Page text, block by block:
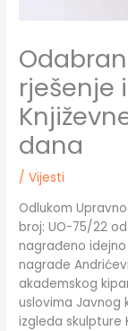
rješenje
dana
/Vijesti
Odlukom
broj: UO-75/22
nagrađeno
nagrade
akademskog
uslovima Javnog
izgleda skulpture